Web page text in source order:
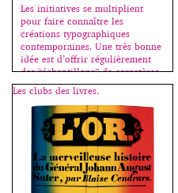
Les initiatives se multiplient
pour faire connaître les
créations typographiques
contemporaines. Une très bonne
idée est d’offrir régulièrement
des “échantillons” de caractères
récents, permettant ainsi de les
tester et d’acheter les fontes
complémentaires si affinités.
Aujourd’hui MyFonts offre 4
variantes du Rational de Rene
Bieder (2016). Il s’agit de la
déclinaison monospace de cette
néo-grotesque qui conserve ses
doubles “a”, […]
Les clubs des livres.